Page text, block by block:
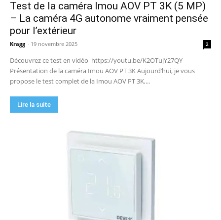
Test de la caméra Imou AOV PT 3K (5 MP)
– La caméra 4G autonome vraiment pensée
pour l’extérieur
Kragg - 19 novembre 2025 2
Découvrez ce test en vidéo https://youtu.be/K2OTujY27QY
Présentation de la caméra Imou AOV PT 3K Aujourd’hui, je vous
propose le test complet de la Imou AOV PT 3K,...
Lire la suite